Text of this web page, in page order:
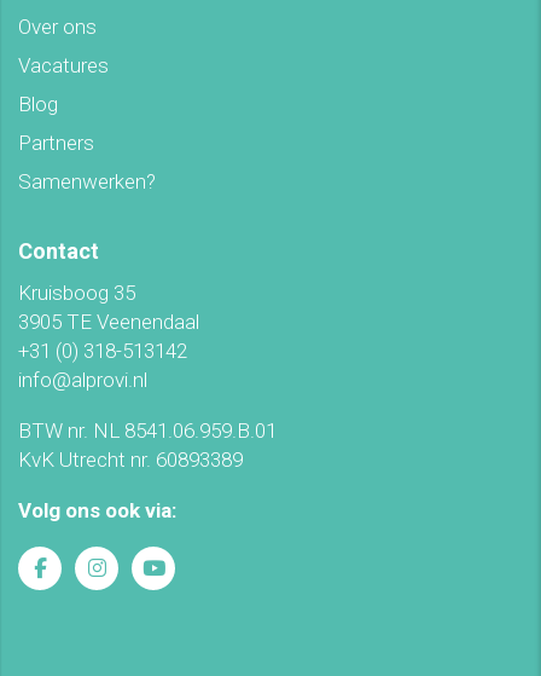
Over ons
Vacatures
Blog
Partners
Samenwerken?
Contact
Kruisboog 35
3905 TE Veenendaal
+31 (0) 318-513142
info@alprovi.nl
BTW nr. NL 8541.06.959.B.01
KvK Utrecht nr. 60893389
Volg ons ook via: